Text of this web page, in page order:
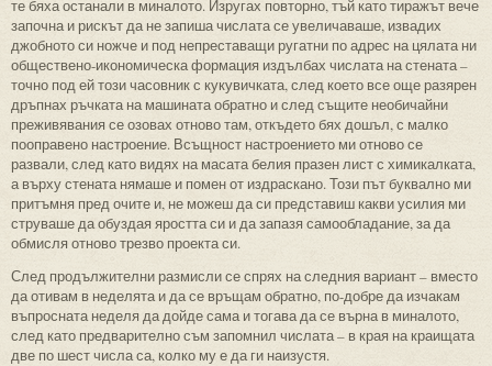
те бяха останали в миналото. Изругах повторно, тъй като тиражът вече
започна и рискът да не запиша числата се увеличаваше, извадих
джобното си ножче и под непреставащи ругатни по адрес на цялата ни
обществено-икономическа формация издълбах числата на стената –
точно под ей този часовник с кукувичката, след което все още разярен
дръпнах ръчката на машината обратно и след същите необичайни
преживявания се озовах отново там, откъдето бях дошъл, с малко
пооправено настроение. Всъщност настроението ми отново се
развали, след като видях на масата белия празен лист с химикалката,
а върху стената нямаше и помен от издраскано. Този път буквално ми
притъмня пред очите и, не можеш да си представиш какви усилия ми
струваше да обуздая яростта си и да запазя самообладание, за да
обмисля отново трезво проекта си.
След продължителни размисли се спрях на следния вариант – вместо
да отивам в неделята и да се връщам обратно, по-добре да изчакам
въпросната неделя да дойде сама и тогава да се върна в миналото,
след като предварително съм запомнил числата – в края на краищата
две по шест числа са, колко му е да ги наизустя.